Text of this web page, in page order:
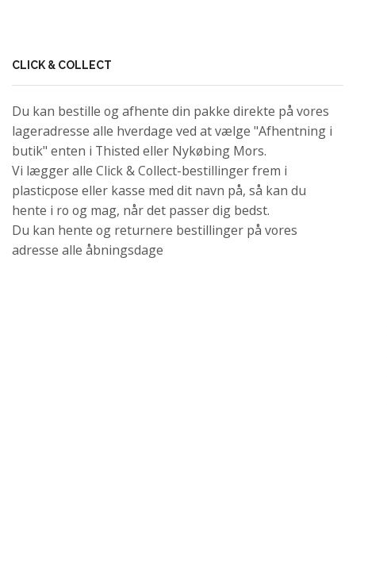
CLICK & COLLECT
Du kan bestille og afhente din pakke direkte på vores
lageradresse alle hverdage ved at vælge "Afhentning i
butik" enten i Thisted eller Nykøbing Mors.
Vi lægger alle Click & Collect-bestillinger frem i
plasticpose eller kasse med dit navn på, så kan du
hente i ro og mag, når det passer dig bedst.
Du kan hente og returnere bestillinger på vores
adresse alle åbningsdage